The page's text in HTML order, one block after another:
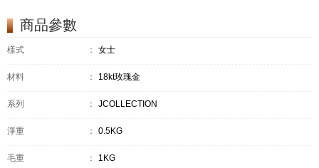
商品參數
樣式 ： 女士
材料 ： 18kt玫瑰金
系列 ： JCOLLECTION
淨重 ： 0.5KG
毛重 ： 1KG